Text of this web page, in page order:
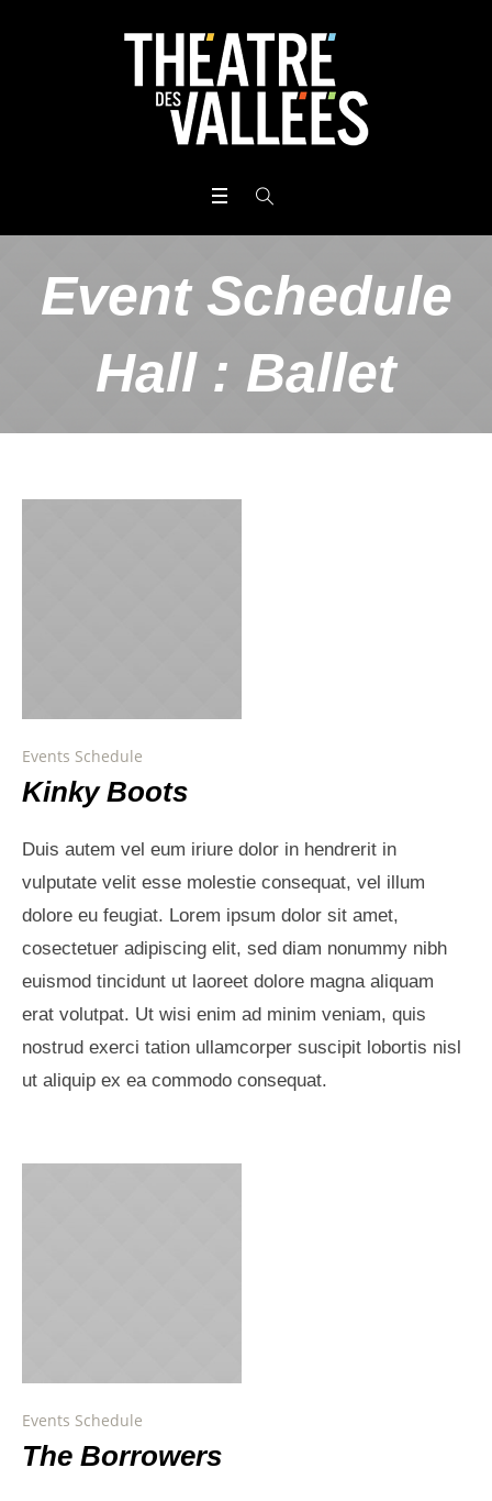
Event Schedule
Hall : Ballet
Events Schedule
Kinky Boots
Duis autem vel eum iriure dolor in hendrerit in
vulputate velit esse molestie consequat, vel illum
dolore eu feugiat. Lorem ipsum dolor sit amet,
cosectetuer adipiscing elit, sed diam nonummy nibh
euismod tincidunt ut laoreet dolore magna aliquam
erat volutpat. Ut wisi enim ad minim veniam, quis
nostrud exerci tation ullamcorper suscipit lobortis nisl
ut aliquip ex ea commodo consequat.
Events Schedule
The Borrowers